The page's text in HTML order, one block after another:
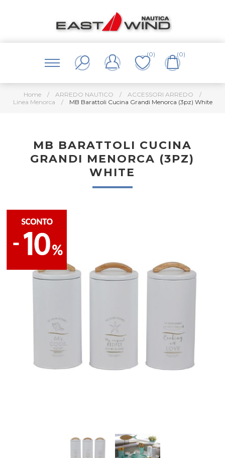
(0) (0)
Home / ARREDO NAUTICO / ACCESSORI ARREDO
/
Linea Menorca
/ MB Barattoli Cucina Grandi Menorca (3pz) White
MB BARATTOLI CUCINA
GRANDI MENORCA (3PZ)
WHITE